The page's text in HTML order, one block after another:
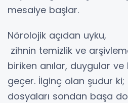
mesaiye başlar.
​Nörolojik açıdan uyku,
zihnin temizlik ve
biriken anılar, duygular
geçer. İlginç olan şudur
dosyaları sondan başa